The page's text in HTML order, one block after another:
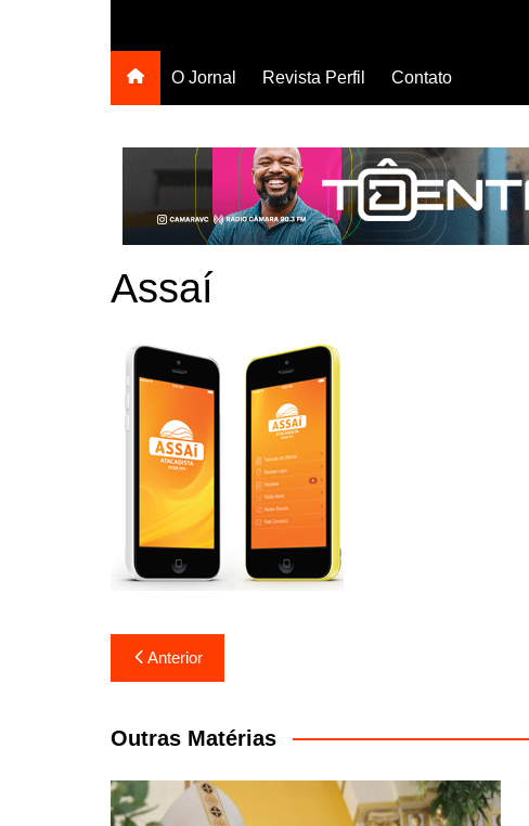
O Jornal Revista Perfil Contato
Assaí
Navegação
de
Post
Anterior
Outras Matérias